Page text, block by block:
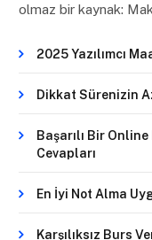
olmaz bir kaynak:
2025 Yazılımcı
Dikkat Sürenizin
Başarılı Bir
Cevapları
En İyi Not Alma
Karşılıksız Burs